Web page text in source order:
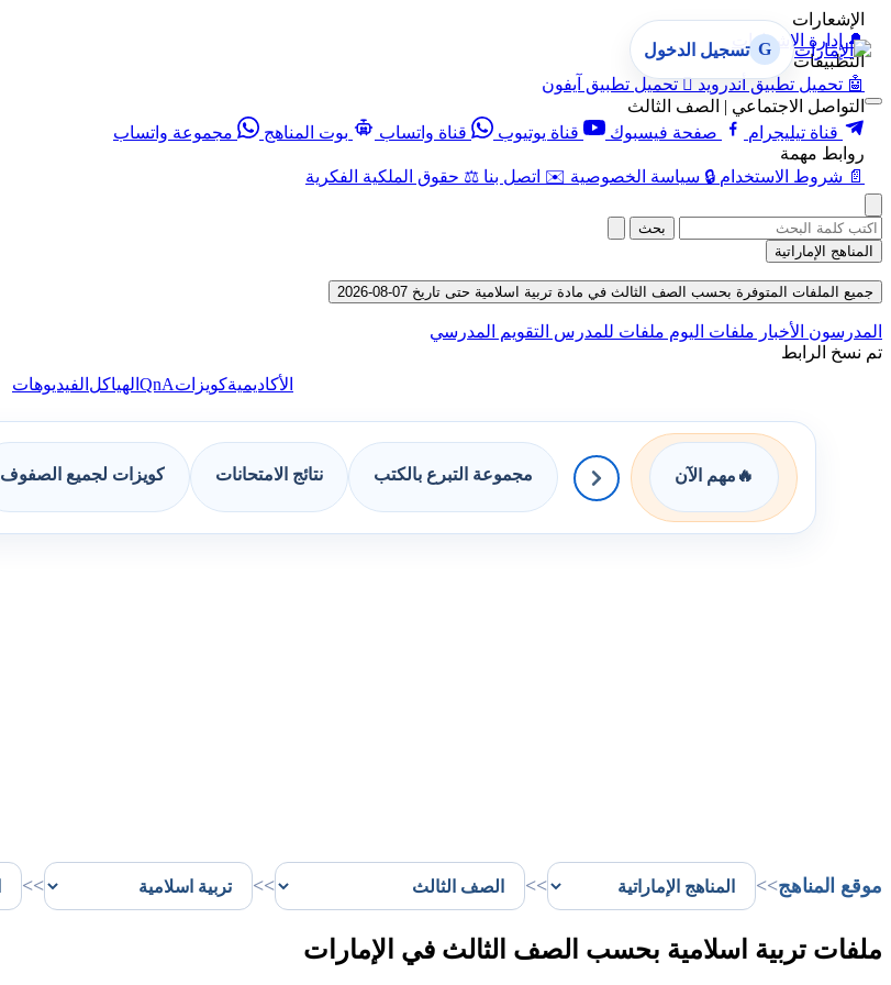
الإشعارات
🔔 إدارة الإشعارات
التطبيقات
🤖 تحميل تطبيق أندرويد  تحميل تطبيق آيفون
التواصل الاجتماعي | الصف الثالث
قناة تيليجرام
صفحة فيسبوك قناة يوتيوب قناة واتساب بوت المناهج
مجموعة واتساب
روابط مهمة
📄 شروط الاستخدام 🔒 سياسة الخصوصية ✉️ اتصل بنا ⚖️ حقوق الملكية الفكرية
G تسجيل الدخول
بحث
المناهج الإماراتية
جميع الملفات المتوفرة بحسب الصف الثالث في مادة تربية اسلامية حتى تاريخ 07-08-2026
المدرسون الأخبار ملفات اليوم ملفات للمدرس التقويم المدرسي
تم نسخ الرابط
الأكاديميةكويزاتQnA الهياكل الفيديوهات
🔥 مهم الآن مجموعة التبرع بالكتب نتائج الامتحانات كويزات لجميع الصفوف
موقع المناهج>>
>>
>>
>>
ملفات تربية اسلامية بحسب الصف الثالث في الإمارات